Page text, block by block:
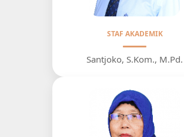
STAF AKADEMIK
Santjoko, S.Kom., M.Pd.